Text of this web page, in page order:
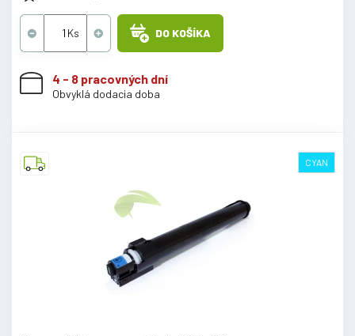
DO KOŠÍKA
4 - 8 pracovných dní
Obvyklá dodacia doba
CYAN